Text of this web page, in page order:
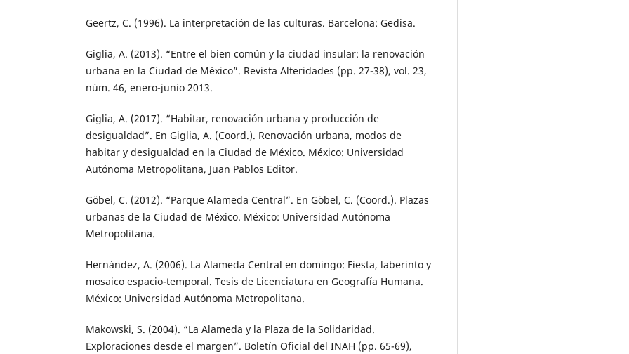
Geertz, C. (1996). La interpretación de las culturas. Barcelona: Gedisa.
Giglia, A. (2013). “Entre el bien común y la ciudad insular: la renovación
urbana en la Ciudad de México”. Revista Alteridades (pp. 27-38), vol. 23,
núm. 46, enero-junio 2013.
Giglia, A. (2017). “Habitar, renovación urbana y producción de
desigualdad”. En Giglia, A. (Coord.). Renovación urbana, modos de
habitar y desigualdad en la Ciudad de México. México: Universidad
Autónoma Metropolitana, Juan Pablos Editor.
Göbel, C. (2012). “Parque Alameda Central”. En Göbel, C. (Coord.). Plazas
urbanas de la Ciudad de México. México: Universidad Autónoma
Metropolitana.
Hernández, A. (2006). La Alameda Central en domingo: Fiesta, laberinto y
mosaico espacio-temporal. Tesis de Licenciatura en Geografía Humana.
México: Universidad Autónoma Metropolitana.
Makowski, S. (2004). “La Alameda y la Plaza de la Solidaridad.
Exploraciones desde el margen”. Boletín Oficial del INAH (pp. 65-69),